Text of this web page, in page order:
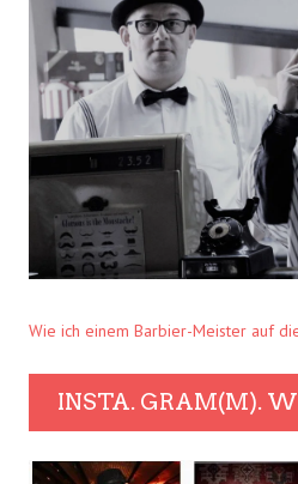
Wie ich einem Barbier-Meister auf
INSTA. GRAM(M).